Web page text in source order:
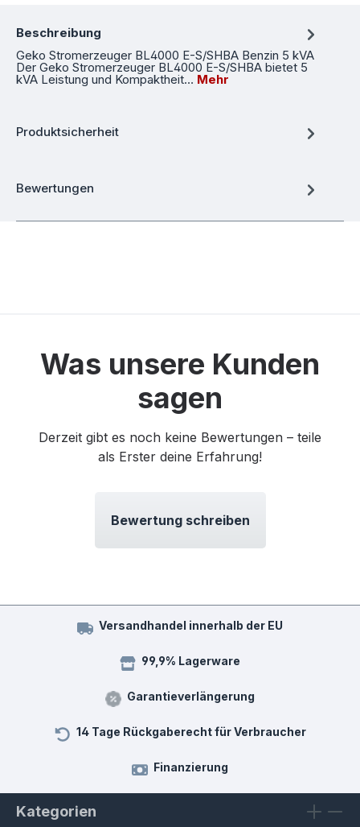
Beschreibung
Geko Stromerzeuger BL4000 E-S/SHBA Benzin 5 kVA
Der Geko Stromerzeuger BL4000 E-S/SHBA bietet 5
kVA Leistung und Kompaktheit… Mehr
Produktsicherheit
Bewertungen
Was unsere Kunden
sagen
Derzeit gibt es noch keine Bewertungen – teile
als Erster deine Erfahrung!
Bewertung schreiben
Versandhandel innerhalb der EU
99,9% Lagerware
Garantieverlängerung
14 Tage Rückgaberecht für Verbraucher
Finanzierung
Kategorien